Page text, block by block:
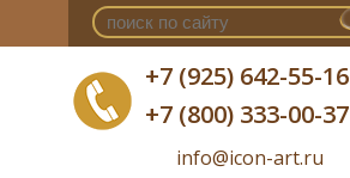
+7 (925) 642-55-16
+7 (800) 333-00-37
info@icon-art.ru